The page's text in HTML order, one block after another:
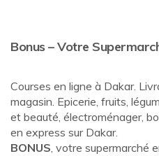
Bonus – Votre
Courses en ligne à Dakar.
magasin. Epicerie, fruits,
et beauté, électroménager,
en express sur Dakar.
BONUS, votre supermarché